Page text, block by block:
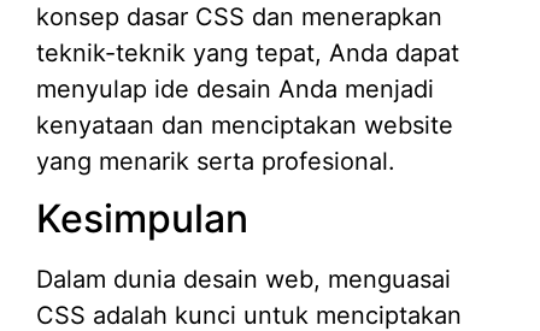
konsep dasar CSS dan menerapkan
teknik-teknik yang tepat, Anda dapat
menyulap ide desain Anda menjadi
kenyataan dan menciptakan website
yang menarik serta profesional.
Kesimpulan
Dalam dunia desain web, menguasai
CSS adalah kunci untuk menciptakan